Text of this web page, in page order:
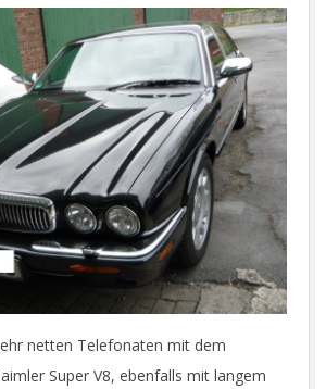
netten Telefonaten mit dem
Super V8, ebenfalls mit langem